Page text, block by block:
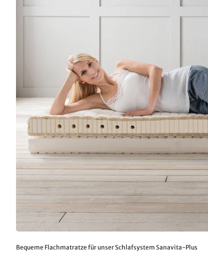
Bequeme Flachmatratze für unser Schlafsystem Sanavita-Plus